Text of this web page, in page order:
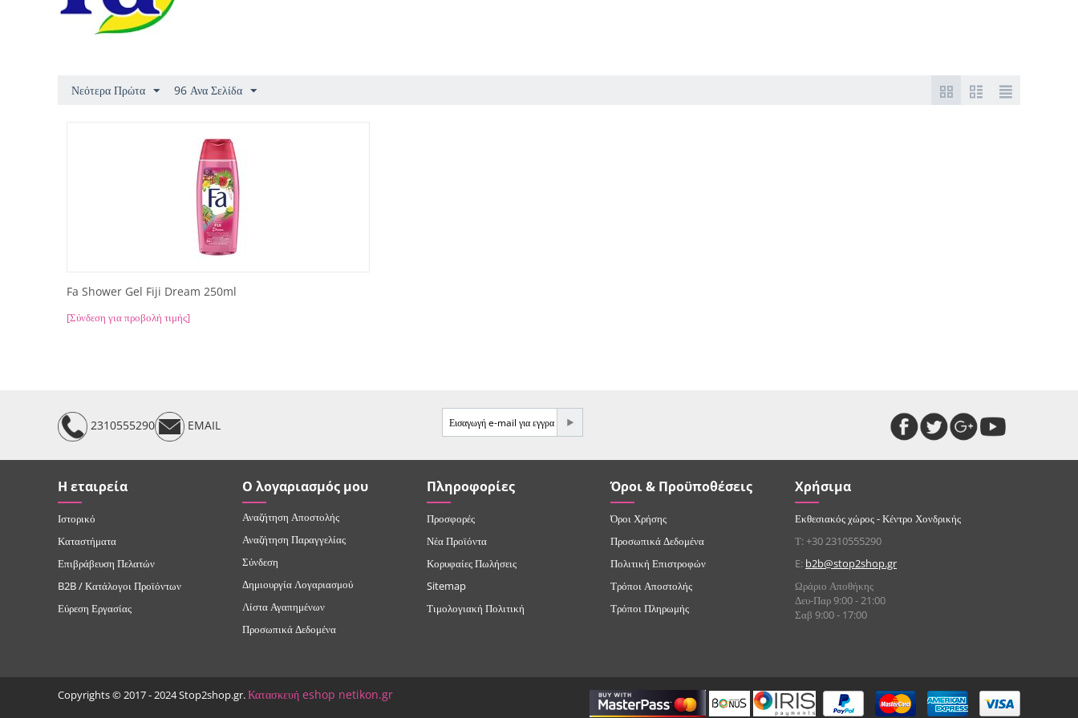
Νεότερα Πρώτα 96 Ανα Σελίδα
Fa Shower Gel Fiji Dream 250ml
[Σύνδεση για προβολή τιμής]
2310555290 EMAIL
Η εταιρεία
Ιστορικό
Καταστήματα
Επιβράβευση Πελατών
B2B / Κατάλογοι Προϊόντων
Εύρεση Εργασίας
Ο λογαριασμός μου
Αναζήτηση Αποστολής
Αναζήτηση Παραγγελίας
Σύνδεση
Δημιουργία Λογαριασμού
Λίστα Αγαπημένων
Προσωπικά Δεδομένα
Πληροφορίες
Προσφορές
Νέα Προϊόντα
Κορυφαίες Πωλήσεις
Sitemap
Τιμολογιακή Πολιτική
Όροι & Προϋποθέσεις
Όροι Χρήσης
Προσωπικά Δεδομένα
Πολιτική Επιστροφών
Τρόποι Αποστολής
Τρόποι Πληρωμής
Χρήσιμα
Εκθεσιακός χώρος - Κέντρο Χονδρικής
Τ: +30 2310555290
E: b2b@stop2shop.gr
Ωράριο Αποθήκης
Δευ-Παρ 9:00 - 21:00
Σαβ 9:00 - 17:00
Copyrights © 2017 - 2024 Stop2shop.gr.Κατασκευή eshop netikon.gr